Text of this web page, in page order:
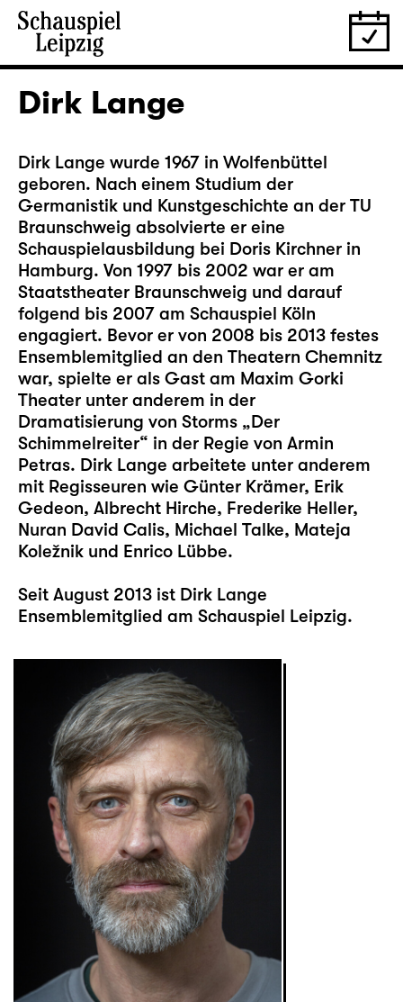
Dirk Lange
Dirk Lange wurde 1967 in Wolfenbüttel
geboren. Nach einem Studium der
Germanistik und Kunstgeschichte an der TU
Braunschweig absolvierte er eine
Schauspielausbildung bei Doris Kirchner in
Hamburg. Von 1997 bis 2002 war er am
Staatstheater Braunschweig und darauf
folgend bis 2007 am Schauspiel Köln
engagiert. Bevor er von 2008 bis 2013 festes
Ensemblemitglied an den Theatern Chemnitz
war, spielte er als Gast am Maxim Gorki
Theater unter anderem in der
Dramatisierung von Storms „Der
Schimmelreiter“ in der Regie von Armin
Petras. Dirk Lange arbeitete unter anderem
mit Regisseuren wie Günter Krämer, Erik
Gedeon, Albrecht Hirche, Frederike Heller,
Nuran David Calis, Michael Talke, Mateja
Koležnik und Enrico Lübbe.
Seit August 2013 ist Dirk Lange
Ensemblemitglied am Schauspiel Leipzig.